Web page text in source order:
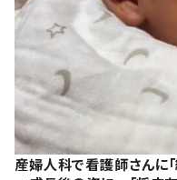
産婦人科で看護師さんに